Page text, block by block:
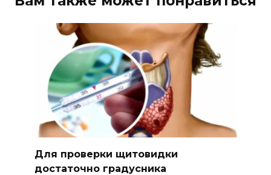
Для проверки щитовидки
достаточно градусника